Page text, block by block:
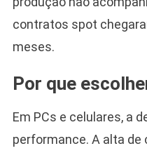
contratos spot
meses.
Por que
Em PCs e celulares, a
performance. A alta